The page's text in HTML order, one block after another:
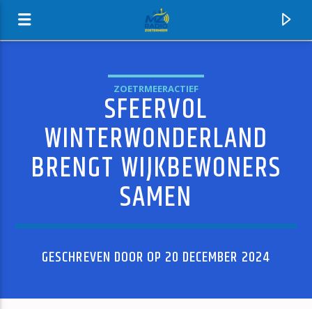
MZ-RADIO
HUIDIG NUMMER
ZOETRMEERACTIEF
SFEERVOL
WINTERWONDERLAND
BRENGT WIJKBEWONERS
SAMEN
GESCHREVEN DOOR OP 20 DECEMBER 2024